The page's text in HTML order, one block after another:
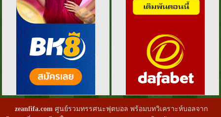
zeanfifa.com ศูนย์รวมทรรศนะฟุตบอล พร้อมบทวิเคราะห์บอลจาก